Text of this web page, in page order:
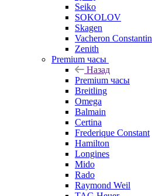
Seiko
SOKOLOV
Skagen
Vacheron Constantin
Zenith
Premium часы
Назад
Premium часы
Breitling
Omega
Balmain
Certina
Frederique Constant
Hamilton
Longines
Mido
Rado
Raymond Weil